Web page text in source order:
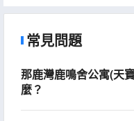
常見問題
那鹿灣鹿鳴舍公寓(天
麼？